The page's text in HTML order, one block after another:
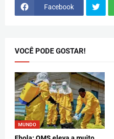
Facebook
VOCÊ PODE GOSTAR!
MUNDO